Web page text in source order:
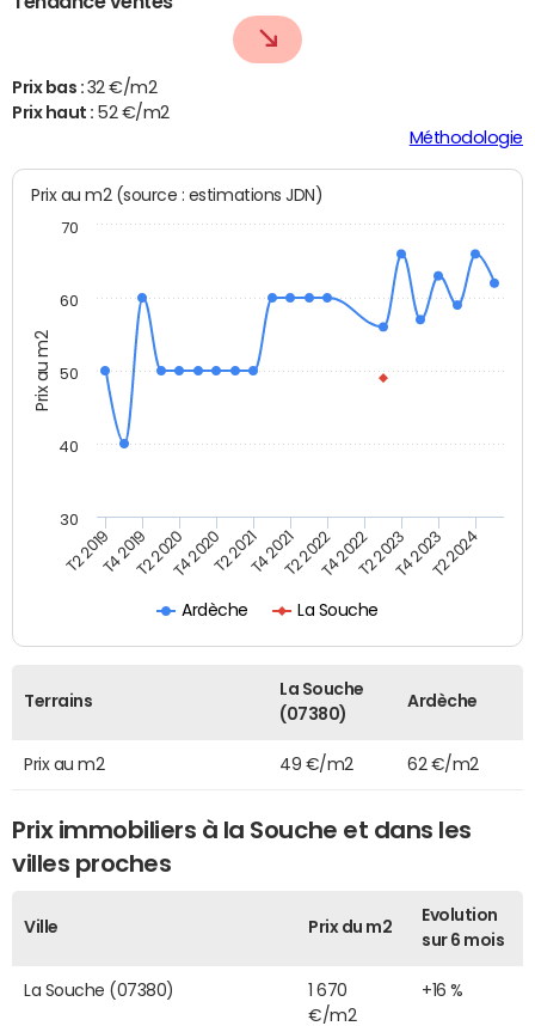
Prix bas : 32 €/m2
Prix haut : 52 €/m2
Méthodologie
Prix au m2
Prix au m2 (source : estimations JDN)
Ardèche La Souche
T2 2019T4 2019T2 2020T4 2020T2 2021T4 2021T2 2022T4 2022T2 2023T4 2023T2 2024
30
40
50
60
70
Terrains
La Souche
(07380)
Ardèche
Prix au m2 49 €/m2 62 €/m2
Prix immobiliers à la Souche et dans les
villes proches
Ville Prix du m2
Evolution
sur 6 mois
La Souche (07380)
1 670
€/m2
+16 %